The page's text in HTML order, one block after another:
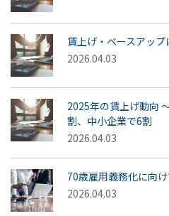
賃上げ・ベースアッ
2026.04.03
2025年の賃上げ動向
割、中小企業で6割
2026.04.03
70歳雇用義務化に向
2026.04.03